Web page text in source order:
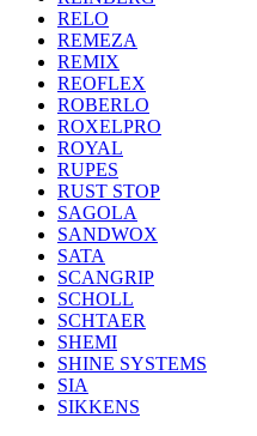
RELO
REMEZA
REMIX
REOFLEX
ROBERLO
ROXELPRO
ROYAL
RUPES
RUST STOP
SAGOLA
SANDWOX
SATA
SCANGRIP
SCHOLL
SCHTAER
SHEMI
SHINE SYSTEMS
SIA
SIKKENS